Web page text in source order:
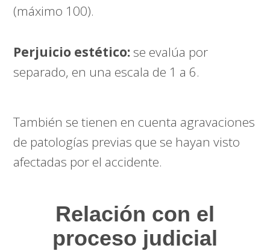
(máximo 100).
Perjuicio estético: se evalúa por
separado, en una escala de 1 a 6.
También se tienen en cuenta agravaciones
de patologías previas que se hayan visto
afectadas por el accidente.
Relación con el
proceso judicial